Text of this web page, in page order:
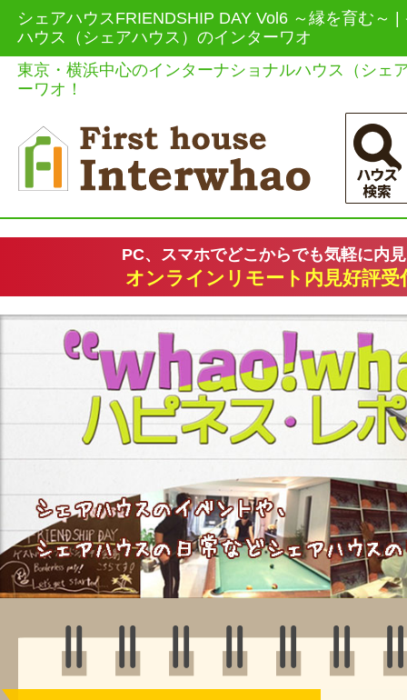
シェアハウスFRIENDSHIP DAY Vol6 ～縁を育む～
ハウス（シェアハウス）のインターワオ
東京・横浜中心のインターナショナルハウス（シェ
ーワオ！
PC、スマホでどこからでも気軽に内
オンラインリモート内見好評受